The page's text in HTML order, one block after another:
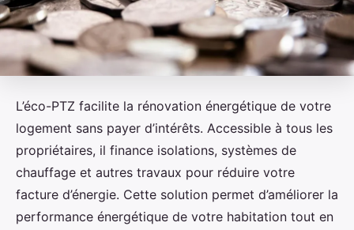
L’éco-PTZ facilite la rénovation énergétique de votre
logement sans payer d’intérêts. Accessible à tous les
propriétaires, il finance isolations, systèmes de
chauffage et autres travaux pour réduire votre
facture d’énergie. Cette solution permet d’améliorer la
performance énergétique de votre habitation tout en